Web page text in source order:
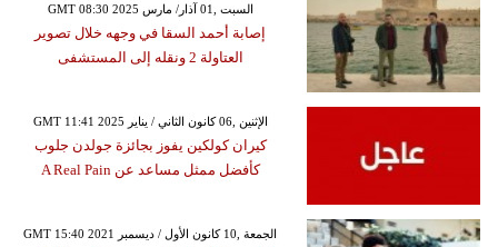
GMT 08:30 2025 السبت ,01 آذار/ مارس
إصابة أحمد السقا في وجهه خلال تصوير
العتاولة 2 ونقله إلى المستشفى
GMT 11:41 2025 الإثنين ,06 كانون الثاني / يناير
كيران كولكين يفوز بجائزة جولدن جلوب
كأفضل ممثل مساعد عن A Real Pain
GMT 15:40 2021 الجمعة ,10 كانون الأول / ديسمبر